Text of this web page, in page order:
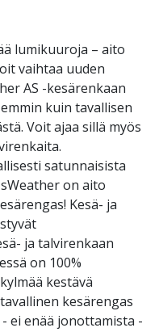
lumikuuroja – aito
vaihtaa uuden
AS -kesärenkaan
kuin tavallisen
Voit ajaa sillä myös
satunnaisista
on aito
Kesä- ja
ja talvirenkaan
on 100%
kestävä
kesärengas
ei enää jonottamista -